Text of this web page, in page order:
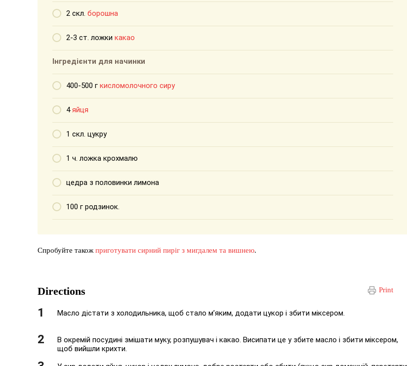
2 скл. борошна
2-3 ст. ложки какао
Інгредієнти для начинки
400-500 г кисломолочного сиру
4яйця
1 скл. цукру
1 ч. ложка крохмалю
цедра з половинки лимона
100 г родзинок.
Спробуйте такожприготувати сирний пиріг з мигдалем та вишнею.
Print
Directions
Масло дістати з холодильника, щоб стало м’яким, додати цукор і збити міксером.
В окремій посудині змішати муку, розпушувач і какао. Висипати це у збите масло і збити міксером,
щоб вийшли крихти.